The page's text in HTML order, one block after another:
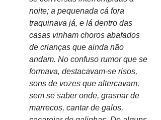
noite; a pequenada cá fora
traquinava já, e lá dentro das
casas vinham choros abafados
de crianças que ainda não
andam. No confuso rumor que se
formava, destacavam-se risos,
sons de vozes que altercavam,
sem se saber onde, grasnar de
marrecos, cantar de galos,